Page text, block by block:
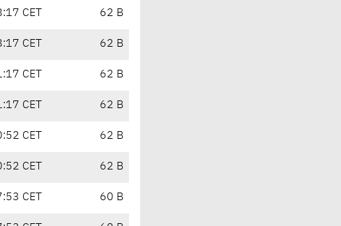
CET 62 B
CET 62 B
CET 62 B
CET 62 B
CET 62 B
CET 62 B
CET 60 B